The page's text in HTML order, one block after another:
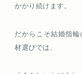
かかり続けます。
だからこそ結婚指輪
材選びでは、